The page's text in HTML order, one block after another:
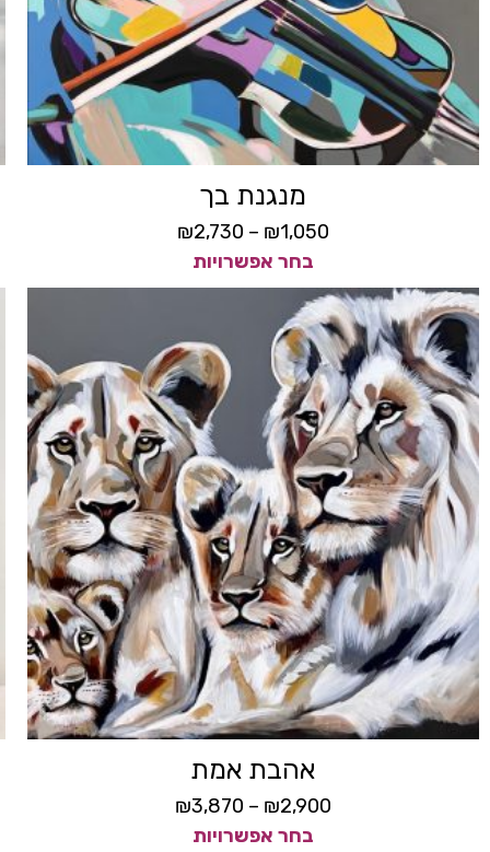
מנגנת בך
₪1,050
–
₪2,730
בחר אפשרויות
אהבת אמת
₪2,900
–
₪3,870
בחר אפשרויות